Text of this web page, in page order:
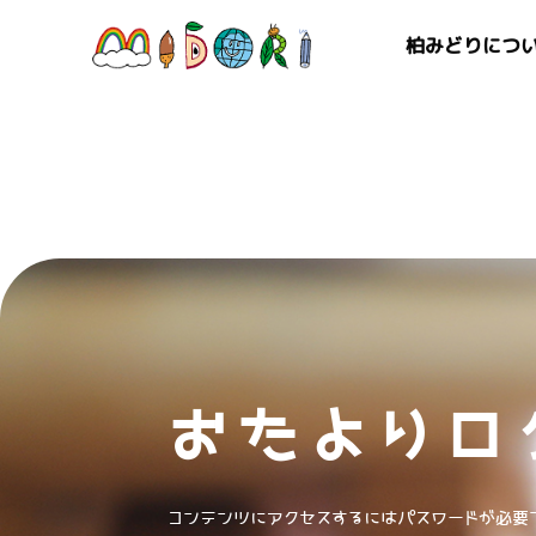
柏みどりにつ
おたよりロ
コンテンツにアクセスするにはパスワードが必要